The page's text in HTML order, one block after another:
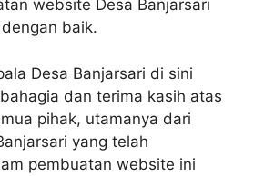
website Desa Banjarsari
baik.
Desa Banjarsari di sini
dan terima kasih atas
pihak, utamanya dari
yang telah
pembuatan website ini